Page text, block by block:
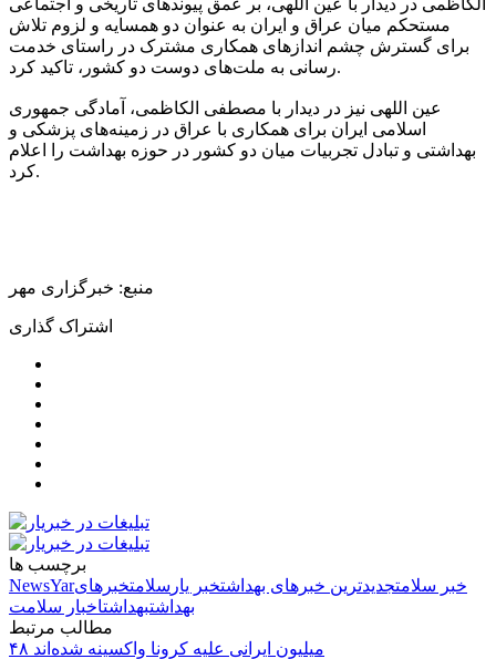
مستحکم میان عراق و ایران به عنوان دو همسایه و لزوم تلاش
برای گسترش چشم اندازهای همکاری مشترک در راستای خدمت
رسانی به ملت‌های دوست دو کشور، تاکید کرد.
عین اللهی نیز در دیدار با مصطفی الکاظمی، آمادگی جمهوری
اسلامی ایران برای همکاری با عراق در زمینه‌های پزشکی و
بهداشتی و تبادل تجربیات میان دو کشور در حوزه بهداشت را اعلام
کرد.
منبع: خبرگزاری مهر
اشتراک گذاری
برچسب ها
NewsYar
خبر سلامتجدیدترین خبرهای بهداشتخبر یار سلامتخبرهای
بهداشتبهداشتاخبار سلامت
مطالب مرتبط
۴۸ میلیون ایرانی علیه کرونا واکسینه شده‌اند